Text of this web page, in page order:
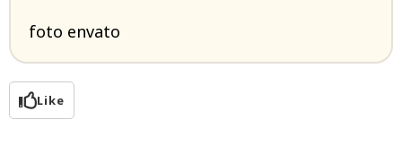
foto envato
Like